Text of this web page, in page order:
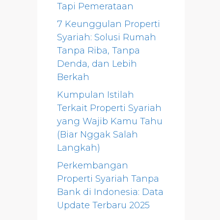
Tapi Pemerataan
7 Keunggulan Properti
Syariah: Solusi Rumah
Tanpa Riba, Tanpa
Denda, dan Lebih
Berkah
Kumpulan Istilah
Terkait Properti Syariah
yang Wajib Kamu Tahu
(Biar Nggak Salah
Langkah)
Perkembangan
Properti Syariah Tanpa
Bank di Indonesia: Data
Update Terbaru 2025